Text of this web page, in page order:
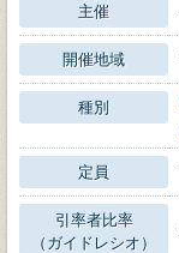
主催
開催地域
種別
定員
引率者比率
（ガイドレシオ）